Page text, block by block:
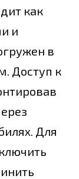
как
и
в
Доступ к
Для